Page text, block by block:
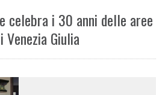
celebra i 30 anni delle aree
Giulia